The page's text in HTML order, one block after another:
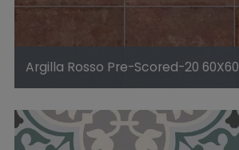
Argilla Rosso Pre-Scored-20 60X60